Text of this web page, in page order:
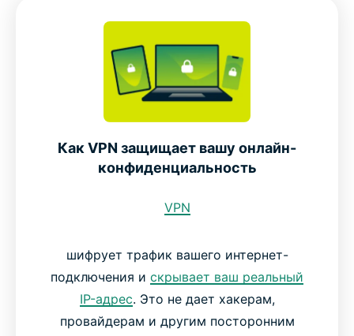
Как VPN защищает вашу онлайн-
конфиденциальность
VPN
шифрует трафик вашего интернет-
подключения и скрывает ваш реальный
IP-адрес. Это не дает хакерам,
провайдерам и другим посторонним